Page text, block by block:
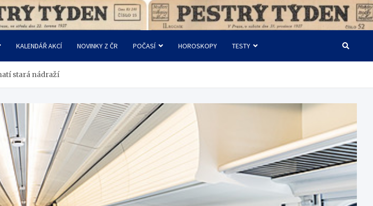
KALENDÁŘ AKCÍ NOVINKY Z ČR POČASÍ HOROSKOPY TESTY
stará nádraží